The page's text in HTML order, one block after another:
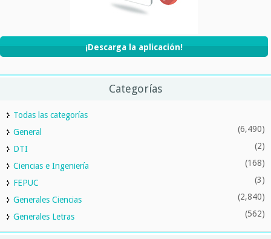
¡Descarga la aplicación!
Categorías
Todas las categorías
General
(6,490)
DTI (2)
Ciencias e Ingeniería (168)
FEPUC (3)
Generales Ciencias (2,840)
Generales Letras (562)